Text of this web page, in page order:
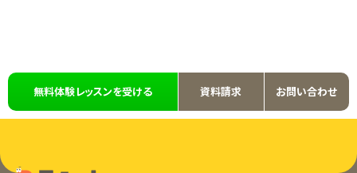
無料体験レッスンを受ける 資料請求 お問い合わせ